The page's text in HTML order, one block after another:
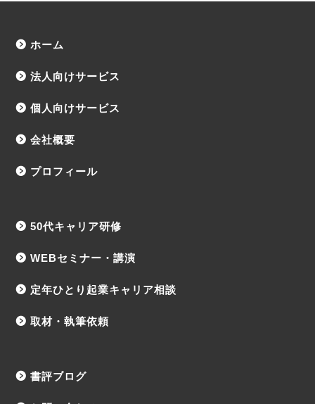
ホーム
法人向けサービス
個人向けサービス
会社概要
プロフィール
50代キャリア研修
WEBセミナー・講演
定年ひとり起業キャリア相談
取材・執筆依頼
書評ブログ